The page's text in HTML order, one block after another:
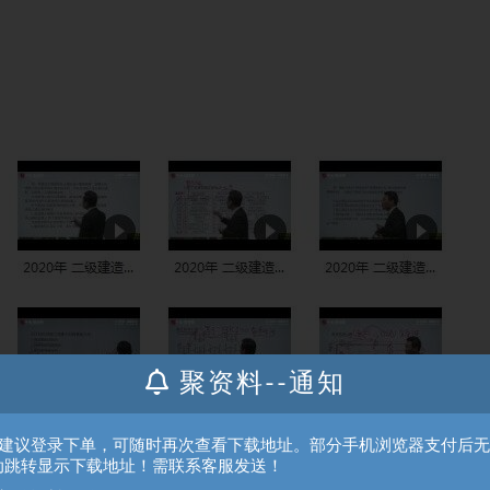
聚资料--通知
议登录下单，可随时再次查看下载地址。部分手机浏览器支付后
跳转显示下载地址！需联系客服发送！